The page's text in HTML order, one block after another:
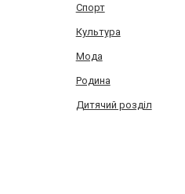
Спорт
Культура
Мода
Родина
Дитячий розділ